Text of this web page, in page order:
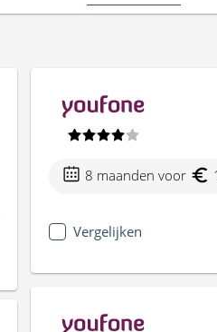
8 maanden voor
Vergelijken